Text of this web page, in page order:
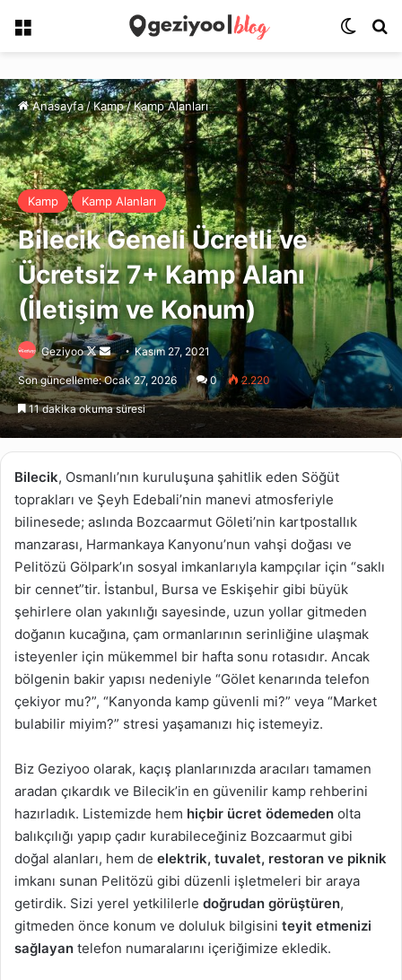
Menü Dış
Anasayfa/Kamp/Kamp Alanları
Kamp Kamp Alanları
Bilecik Geneli Ücretli ve
Ücretsiz 7+ Kamp Alanı
(İletişim ve Konum)
Geziyoo
Follow
on
X
Bir
e-
posta
göndermek
Kasım 27, 2021
Son güncelleme: Ocak 27, 2026 0 2.220
11 dakika okuma süresi
Bilecik, Osmanlı’nın kuruluşuna şahitlik eden Söğüt
toprakları ve Şeyh Edebali’nin manevi atmosferiyle
bilinesede; aslında Bozcaarmut Göleti’nin kartpostallık
manzarası, Harmankaya Kanyonu’nun vahşi doğası ve
Pelitözü Gölpark’ın sosyal imkanlarıyla kampçılar için “saklı
bir cennet”tir. İstanbul, Bursa ve Eskişehir gibi büyük
şehirlere olan yakınlığı sayesinde, uzun yollar gitmeden
doğanın kucağına, çam ormanlarının serinliğine ulaşmak
isteyenler için mükemmel bir hafta sonu rotasıdır. Ancak
bölgenin bakir yapısı nedeniyle “Gölet kenarında telefon
çekiyor mu?”, “Kanyonda kamp güvenli mi?” veya “Market
bulabilir miyim?” stresi yaşamanızı hiç istemeyiz.
Biz Geziyoo olarak, kaçış planlarınızda aracıları tamamen
aradan çıkardık ve Bilecik’in en güvenilir kamp rehberini
hazırladık. Listemizde hem hiçbir ücret ödemeden olta
balıkçılığı yapıp çadır kurabileceğiniz Bozcaarmut gibi
doğal alanları, hem de elektrik, tuvalet, restoran ve piknik
imkanı sunan Pelitözü gibi düzenli işletmeleri bir araya
getirdik. Sizi yerel yetkililerle doğrudan görüştüren,
gitmeden önce konum ve doluluk bilgisini teyit etmenizi
sağlayan telefon numaralarını içeriğimize ekledik.